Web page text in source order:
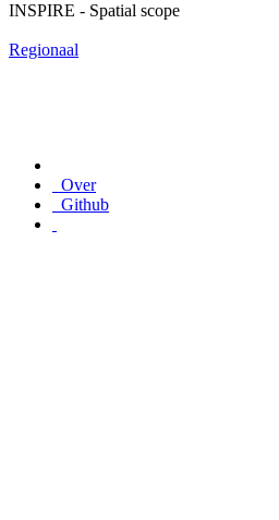
INSPIRE - Spatial scope
Regionaal
Over
Github